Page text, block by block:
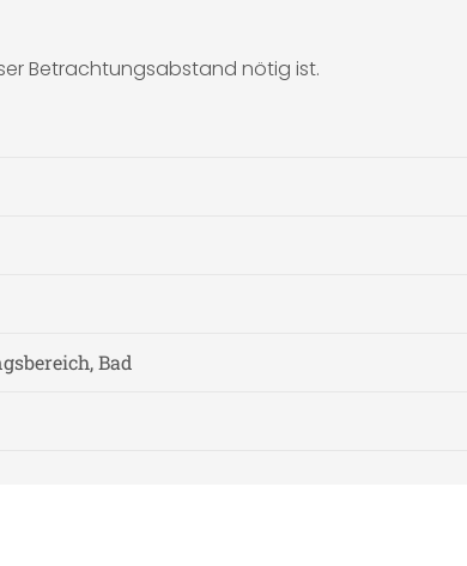
Betrachtungsabstand nötig ist.
Bad